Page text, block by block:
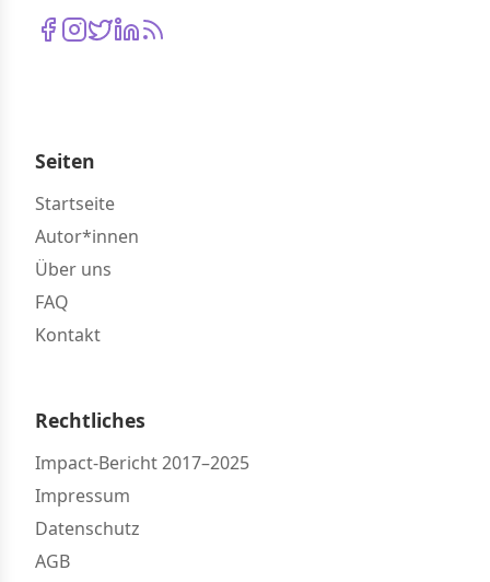
Seiten
Startseite
Autor*innen
Über uns
FAQ
Kontakt
Rechtliches
Impact-Bericht 2017–2025
Impressum
Datenschutz
AGB